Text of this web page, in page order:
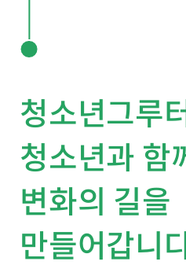
청소년그루
청소년과 함
변화의 길을
만들어갑니